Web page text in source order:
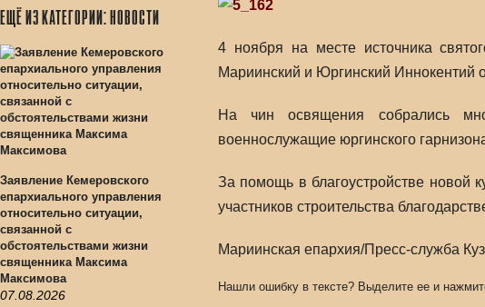
ЕЩЁ ИЗ КАТЕГОРИИ: НОВОСТИ
Заявление Кемеровского
епархиального управления
относительно ситуации,
связанной с
обстоятельствами жизни
священника Максима
Максимова
07.08.2026
4 ноября на месте источника
Мариинский и Юргинский Иннокентий
На чин освящения собрались
военнослужащие юргинского
За помощь в благоустройстве новой
участников строительства
Мариинская епархия/Пресс-служба
Нашли ошибку в тексте? Выделите ее и